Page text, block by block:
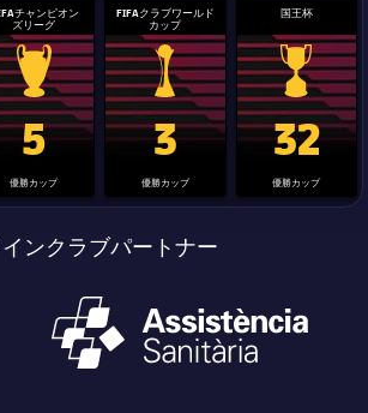
チャンピオン
ズリーグ
Champions League trophy
5
優勝カップ
FIFAクラブワールド
カップ
label.aria.clubworldcup
3
優勝カップ
国王杯
国王杯
32
優勝カップ
インクラブパートナー